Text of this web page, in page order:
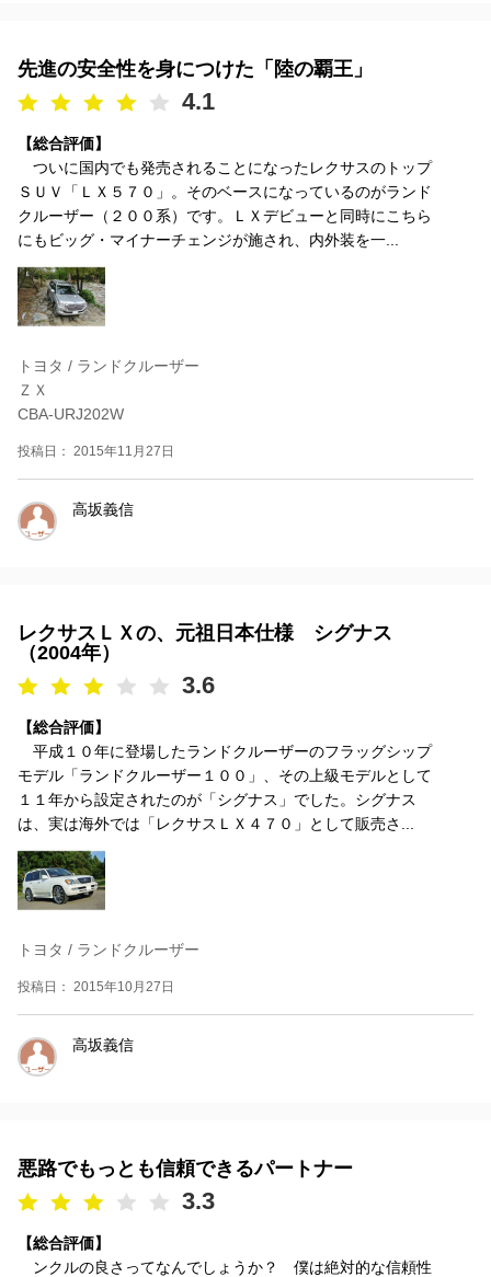
先進の安全性を身につけた「陸の覇王」
4.1
【総合評価】
ついに国内でも発売されることになったレクサスのトップ
ＳＵＶ「ＬＸ５７０」。そのベースになっているのがランド
クルーザー（２００系）です。ＬＸデビューと同時にこちら
にもビッグ・マイナーチェンジが施され、内外装を一...
トヨタ / ランドクルーザー
ＺＸ
CBA-URJ202W
投稿日： 2015年11月27日
高坂義信
レクサスＬＸの、元祖日本仕様 シグナス
（2004年）
3.6
【総合評価】
平成１０年に登場したランドクルーザーのフラッグシップ
モデル「ランドクルーザー１００」、その上級モデルとして
１１年から設定されたのが「シグナス」でした。シグナス
は、実は海外では「レクサスＬＸ４７０」として販売さ...
トヨタ / ランドクルーザー
投稿日： 2015年10月27日
高坂義信
悪路でもっとも信頼できるパートナー
3.3
【総合評価】
ンクルの良さってなんでしょうか？ 僕は絶対的な信頼性